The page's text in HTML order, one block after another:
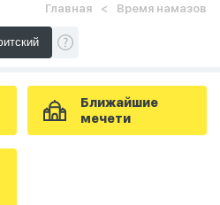
Главная Время намазов
Ближайшие
мечети